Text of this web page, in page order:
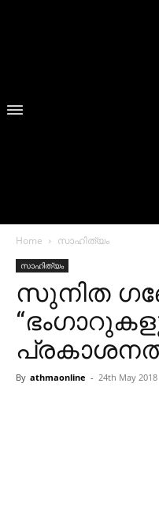
Home സാഹിത്യം
സാഹിത്യം
സുനിത
By athmaonline - 24th May 2018